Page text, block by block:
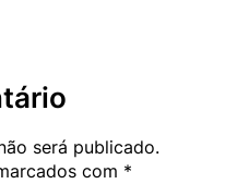
será publicado.
com *